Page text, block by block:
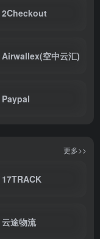
2Checkout
Airwallex(空中云汇)
Paypal
更多>>
17TRACK
云途物流